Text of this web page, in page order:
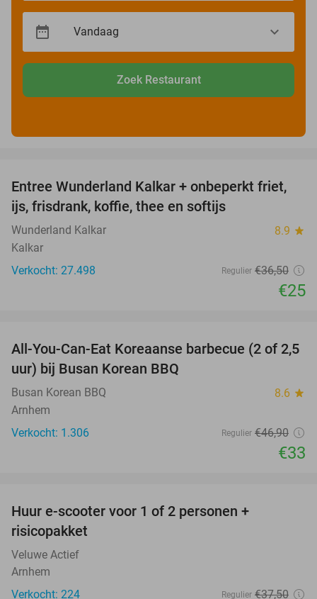
Zoek Restaurant
32%
Entree Wunderland Kalkar + onbeperkt friet,
ijs, frisdrank, koffie, thee en softijs
Wunderland Kalkar 8.9 star
Kalkar
Verkocht: 27.498
Regulier €36,50
€25
30%
All-You-Can-Eat Koreaanse barbecue (2 of 2,5
uur) bij Busan Korean BBQ
Busan Korean BBQ 8.6 star
Arnhem
Verkocht: 1.306
Regulier €46,90
€33
Huur e-scooter voor 1 of 2 personen +
risicopakket
Veluwe Actief
Arnhem
Verkocht: 224
Regulier €37,50